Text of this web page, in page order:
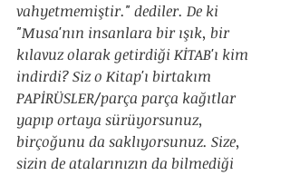
vahyetmemiştir." dediler. De ki
"Musa'nın insanlara bir ışık, bir
kılavuz olarak getirdiği KİTAB'ı kim
indirdi? Siz o Kitap'ı birtakım
PAPİRÜSLER/parça parça kağıtlar
yapıp ortaya sürüyorsunuz,
birçoğunu da saklıyorsunuz. Size,
sizin de atalarınızın da bilmediği